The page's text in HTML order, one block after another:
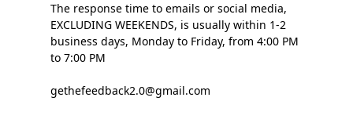
The response time to emails or social media,
EXCLUDING WEEKENDS, is usually within 1-2
business days, Monday to Friday, from 4:00 PM
to 7:00 PM
gethefeedback2.0@gmail.com